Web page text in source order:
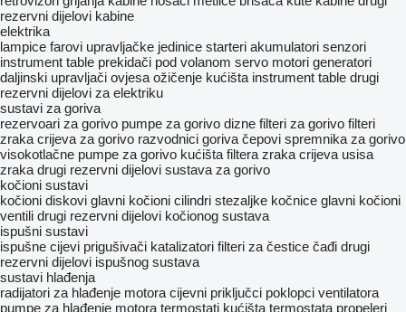
rezervni dijelovi kabine
elektrika
lampice farovi upravljačke jedinice starteri akumulatori senzori
instrument table prekidači pod volanom servo motori generatori
daljinski upravljači ovjesa ožičenje kućišta instrument table drugi
rezervni dijelovi za elektriku
sustavi za goriva
rezervoari za gorivo pumpe za gorivo dizne filteri za gorivo filteri
zraka crijeva za gorivo razvodnici goriva čepovi spremnika za gorivo
visokotlačne pumpe za gorivo kućišta filtera zraka crijeva usisa
zraka drugi rezervni dijelovi sustava za gorivo
kočioni sustavi
kočioni diskovi glavni kočioni cilindri stezaljkе kočnice glavni kočioni
ventili drugi rezervni dijelovi kočionog sustava
ispušni sustavi
ispušne cijevi prigušivači katalizatori filteri za čestice čađi drugi
rezervni dijelovi ispušnog sustava
sustavi hlađenja
radijatori za hlađenje motora cijevni priključci poklopci ventilatora
pumpe za hlađenje motora termostati kućišta termostata propeleri